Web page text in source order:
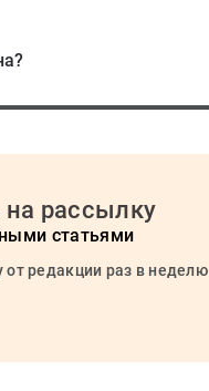
рассылку
статьями
редакции раз в неделю